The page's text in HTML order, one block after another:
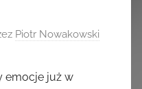
Piotr Nowakowski
emocje już w